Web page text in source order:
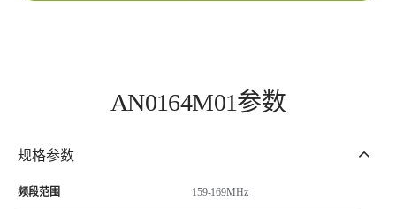
AN0164M01参数
规格参数
频段范围 159-169MHz